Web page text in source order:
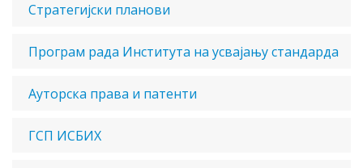
Стратегијски планови
Програм рада Института на усвајању стандарда
Ауторска права и патенти
ГСП ИСБИХ